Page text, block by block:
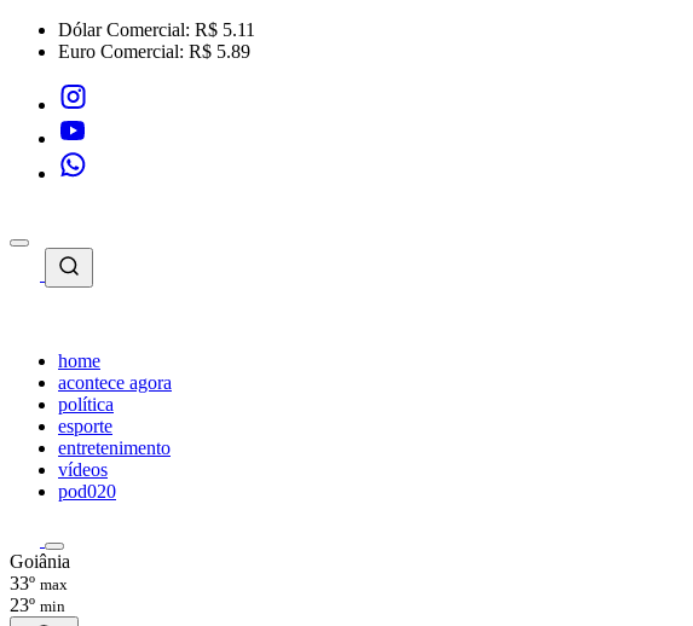
Dólar Comercial: R$ 5.11
Euro Comercial: R$ 5.89
home
acontece agora
política
esporte
entretenimento
vídeos
pod020
Goiânia
33º max
23º min